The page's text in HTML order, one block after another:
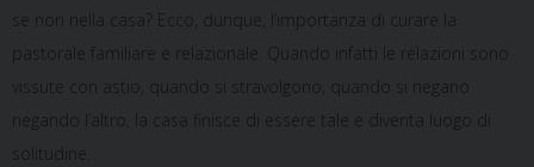
se non nella casa? Ecco, dunque, l’importanza di curare la
pastorale familiare e relazionale. Quando infatti le relazioni sono
vissute con astio, quando si stravolgono, quando si negano
negando l’altro, la casa finisce di essere tale e diventa luogo di
solitudine.